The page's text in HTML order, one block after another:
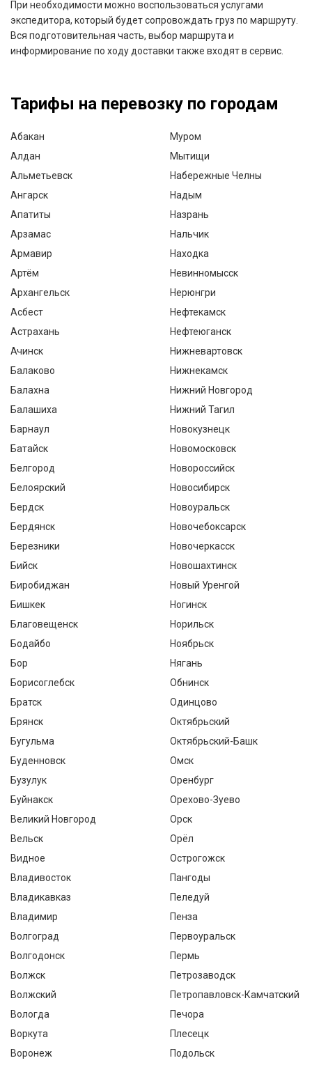
При необходимости можно воспользоваться услугами
экспедитора, который будет сопровождать груз по маршруту.
Вся подготовительная часть, выбор маршрута и
информирование по ходу доставки также входят в сервис.
Тарифы на перевозку по городам
Абакан
Алдан
Альметьевск
Ангарск
Апатиты
Арзамас
Армавир
Артём
Архангельск
Асбест
Астрахань
Ачинск
Балаково
Балахна
Балашиха
Барнаул
Батайск
Белгород
Белоярский
Бердск
Бердянск
Березники
Бийск
Биробиджан
Бишкек
Благовещенск
Бодайбо
Бор
Борисоглебск
Братск
Брянск
Бугульма
Буденновск
Бузулук
Буйнакск
Великий Новгород
Вельск
Видное
Владивосток
Владикавказ
Владимир
Волгоград
Волгодонск
Волжск
Волжский
Вологда
Воркута
Воронеж
Муром
Мытищи
Набережные Челны
Надым
Назрань
Нальчик
Находка
Невинномысск
Нерюнгри
Нефтекамск
Нефтеюганск
Нижневартовск
Нижнекамск
Нижний Новгород
Нижний Тагил
Новокузнецк
Новомосковск
Новороссийск
Новосибирск
Новоуральск
Новочебоксарск
Новочеркасск
Новошахтинск
Новый Уренгой
Ногинск
Норильск
Ноябрьск
Нягань
Обнинск
Одинцово
Октябрьский
Октябрьский-Башк
Омск
Оренбург
Орехово-Зуево
Орск
Орёл
Острогожск
Пангоды
Пеледуй
Пенза
Первоуральск
Пермь
Петрозаводск
Петропавловск-Камчатский
Печора
Плесецк
Подольск